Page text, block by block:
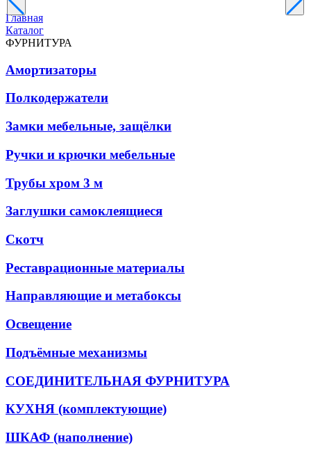
Главная
Каталог
ФУРНИТУРА
Амортизаторы
Полкодержатели
Замки мебельные, защёлки
Ручки и крючки мебельные
Трубы хром 3 м
Заглушки самоклеящиеся
Скотч
Реставрационные материалы
Направляющие и метабоксы
Освещение
Подъёмные механизмы
СОЕДИНИТЕЛЬНАЯ ФУРНИТУРА
КУХНЯ (комплектующие)
ШКАФ (наполнение)